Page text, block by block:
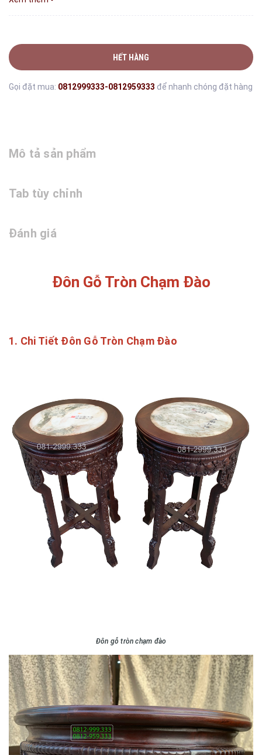
HẾT HÀNG
Gọi đặt mua: 0812999333-0812959333 để nhanh chóng đặt hàng
Mô tả sản phẩm
Tab tùy chỉnh
Đánh giá
Đôn Gỗ Tròn Chạm Đào
1. Chi Tiết Đôn Gỗ Tròn Chạm Đào
Đôn gỗ tròn chạm đào